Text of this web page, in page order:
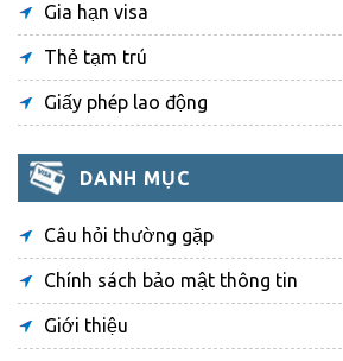
Gia hạn visa
Thẻ tạm trú
Giấy phép lao động
DANH MỤC
Câu hỏi thường gặp
Chính sách bảo mật thông tin
Giới thiệu